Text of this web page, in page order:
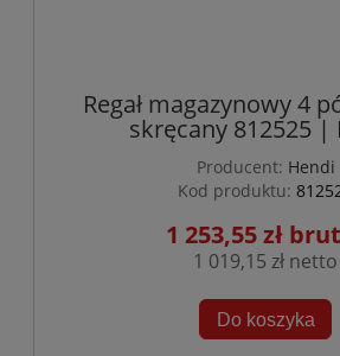
Regał magazynowy 4
skręcany 812525 |
Producent: Hendi
Kod produktu:
1 253,55 zł
1 019,15 zł
Do koszyka